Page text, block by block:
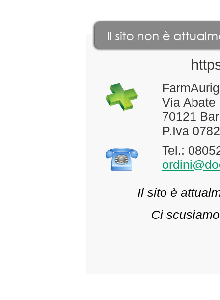
Via Abate
70121
P.Iva
Tel.:
Il sito è
Ci